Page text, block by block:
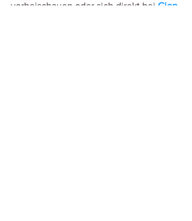
vorbeischauen oder sich direkt bei Gion